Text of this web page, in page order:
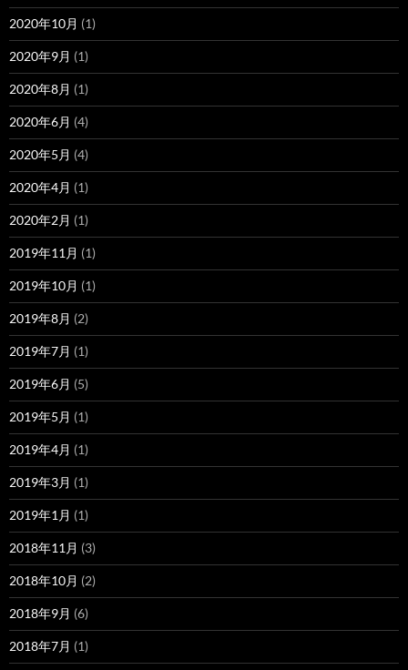
2020年10月 (1)
2020年9月 (1)
2020年8月 (1)
2020年6月 (4)
2020年5月 (4)
2020年4月 (1)
2020年2月 (1)
2019年11月 (1)
2019年10月 (1)
2019年8月 (2)
2019年7月 (1)
2019年6月 (5)
2019年5月 (1)
2019年4月 (1)
2019年3月 (1)
2019年1月 (1)
2018年11月 (3)
2018年10月 (2)
2018年9月 (6)
2018年7月 (1)